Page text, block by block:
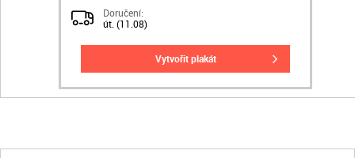
Doručení:
út. (11.08)
vytvořit plakát